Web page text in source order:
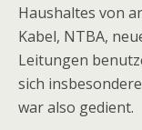
Haushaltes von
Kabel, NTBA,
Leitungen
sich
war also gedient.